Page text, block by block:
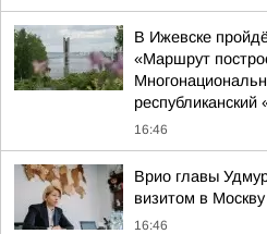
В Ижевске
«Маршрут
16:46
Врио главы
визитом в Москву
16:46